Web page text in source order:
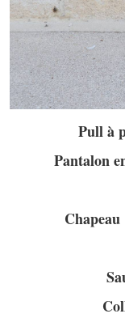
Pull à
Pantalon
Chapeau